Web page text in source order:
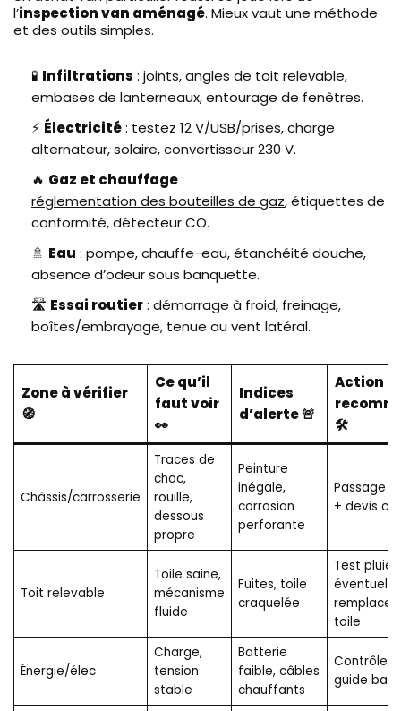
l’inspection van aménagé. Mieux vaut une méthode
et des outils simples.
🧪 Infiltrations : joints, angles de toit relevable,
embases de lanterneaux, entourage de fenêtres.
⚡ Électricité: testez 12 V/USB/prises, charge
alternateur, solaire, convertisseur 230 V.
🔥 Gaz et chauffage:
réglementation des bouteilles de gaz, étiquettes de
conformité, détecteur CO.
🚿 Eau : pompe, chauffe-eau, étanchéité douche,
absence d’odeur sous banquette.
🛣️ Essai routier: démarrage à froid, freinage,
boîtes/embrayage, tenue au vent latéral.
Zone à vérifier
🧭
Ce qu’il
faut voir
👀
Indices
d’alerte 🚨
Action
🛠️
Châssis/carrosserie
Traces de
choc,
rouille,
dessous
propre
Peinture
inégale,
corrosion
perforante
Passage
+ devis
Toit relevable
Toile saine,
mécanisme
fluide
Fuites, toile
craquelée
Test pluie
éventuel
toile
Énergie/élec
Charge,
tension
stable
Batterie
faible, câbles
chauffants
Contrôle
guide